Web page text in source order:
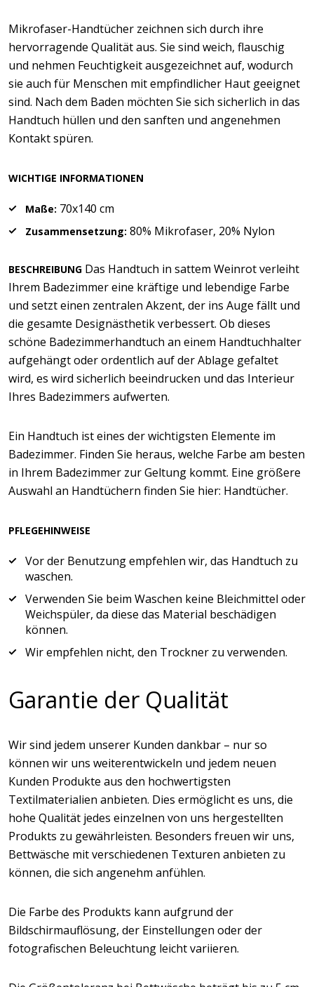
Mikrofaser-Handtücher zeichnen sich durch ihre
hervorragende Qualität aus. Sie sind weich, flauschig
und nehmen Feuchtigkeit ausgezeichnet auf, wodurch
sie auch für Menschen mit empfindlicher Haut geeignet
sind. Nach dem Baden möchten Sie sich sicherlich in das
Handtuch hüllen und den sanften und angenehmen
Kontakt spüren.
WICHTIGE INFORMATIONEN
Maße: 70x140 cm
Zusammensetzung: 80% Mikrofaser, 20% Nylon
BESCHREIBUNG Das Handtuch in sattem Weinrot verleiht
Ihrem Badezimmer eine kräftige und lebendige Farbe
und setzt einen zentralen Akzent, der ins Auge fällt und
die gesamte Designästhetik verbessert. Ob dieses
schöne Badezimmerhandtuch an einem Handtuchhalter
aufgehängt oder ordentlich auf der Ablage gefaltet
wird, es wird sicherlich beeindrucken und das Interieur
Ihres Badezimmers aufwerten.
Ein Handtuch ist eines der wichtigsten Elemente im
Badezimmer. Finden Sie heraus, welche Farbe am besten
in Ihrem Badezimmer zur Geltung kommt. Eine größere
Auswahl an Handtüchern finden Sie hier: Handtücher.
PFLEGEHINWEISE
Vor der Benutzung empfehlen wir, das Handtuch zu
waschen.
Verwenden Sie beim Waschen keine Bleichmittel oder
Weichspüler, da diese das Material beschädigen
können.
Wir empfehlen nicht, den Trockner zu verwenden.
Garantie der Qualität
Wir sind jedem unserer Kunden dankbar – nur so
können wir uns weiterentwickeln und jedem neuen
Kunden Produkte aus den hochwertigsten
Textilmaterialien anbieten. Dies ermöglicht es uns, die
hohe Qualität jedes einzelnen von uns hergestellten
Produkts zu gewährleisten. Besonders freuen wir uns,
Bettwäsche mit verschiedenen Texturen anbieten zu
können, die sich angenehm anfühlen.
Die Farbe des Produkts kann aufgrund der
Bildschirmauflösung, der Einstellungen oder der
fotografischen Beleuchtung leicht variieren.